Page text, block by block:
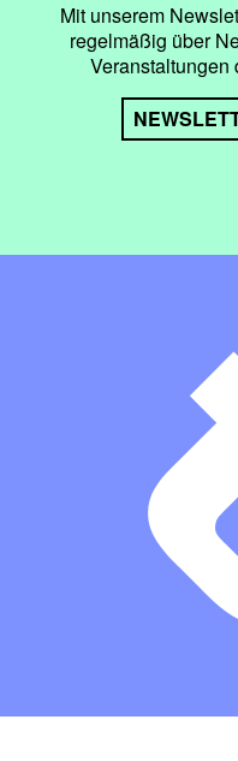
Mit unserem
regelmäßig über
Veranstaltungen